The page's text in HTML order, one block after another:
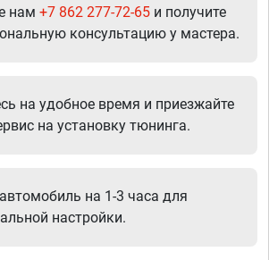
нам +7 862 277-72-65 и получите
консультацию у мастера.
на удобное время и приезжайте
на установку тюнинга.
на 1-3 часа для
настройки.